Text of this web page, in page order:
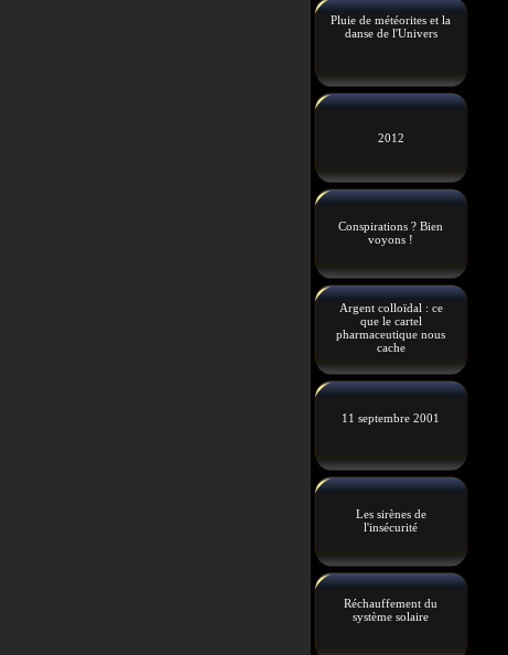
Pluie de météorites et la
danse de l'Univers
2012
Conspirations ? Bien
voyons !
Argent colloïdal : ce
que le cartel
pharmaceutique nous
cache
11 septembre 2001
Les sirènes de
l'insécurité
Réchauffement du
système solaire